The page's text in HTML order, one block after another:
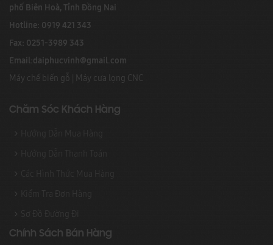
phố Biên Hoà, Tỉnh Đồng Nai
Hotline: 0919 421 343
Fax: 0251-3989 343
Email:daiphucvinh@gmail.com
Máy chế biến gỗ Máy cưa lọng CNC
Chăm Sóc Khách Hàng
Chính Sách Bán Hàng